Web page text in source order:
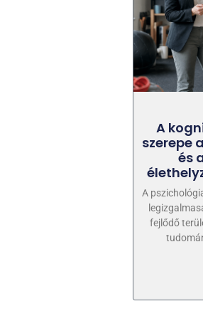
A
szerepe
és
A
fejlődő